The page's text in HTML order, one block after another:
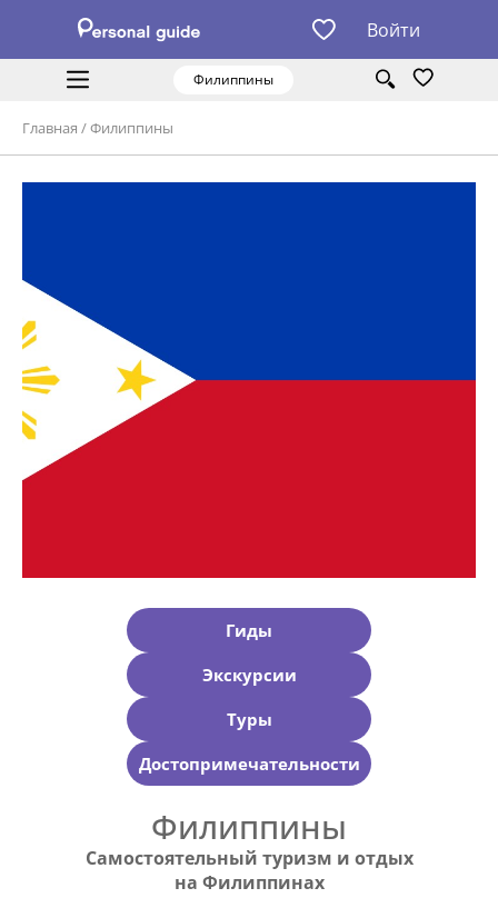
Войти
Филиппины
Главная /Филиппины
Гиды
Экскурсии
Туры
Достопримечательности
Филиппины
Самостоятельный туризм и отдых
на Филиппинах